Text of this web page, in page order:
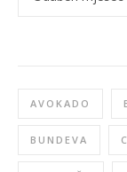
AVOKADO
BUNDEVA